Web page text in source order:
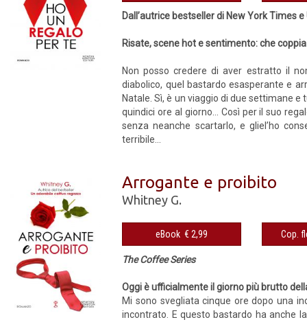
Dall’autrice bestseller di New York Times e
Risate, scene hot e sentimento: che
Non posso credere di aver estratto il
diabolico, quel bastardo esasperante e
Natale. Sì, è un viaggio di due settimane
quindici ore al giorno… Così per il suo
senza neanche scartarlo, e gliel’ho
terribile...
Arrogante e proibito
Whitney G.
eBook € 2,99
The Coffee Series
Oggi è ufficialmente il giorno più brutto
Mi sono svegliata cinque ore dopo una
incontrato. E questo bastardo ha anche